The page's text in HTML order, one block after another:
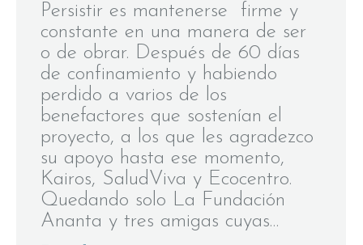
Persistir es mantenerse firme y
constante en una manera de ser
o de obrar. Después de 60 días
de confinamiento y habiendo
perdido a varios de los
benefactores que sostenían el
proyecto, a los que les agradezco
su apoyo hasta ese momento,
Kairos, SaludViva y Ecocentro.
Quedando solo La Fundación
Ananta y tres amigas cuyas…